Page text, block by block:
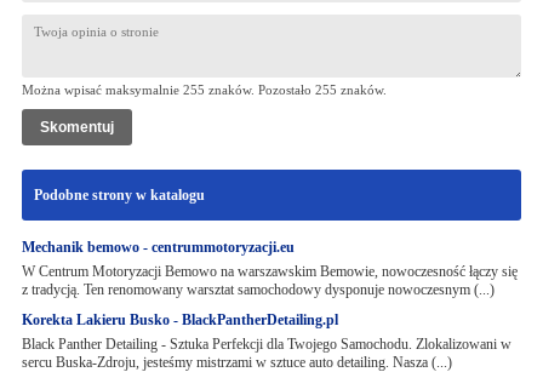
Można wpisać maksymalnie 255 znaków. Pozostało 255 znaków.
Podobne strony w katalogu
Mechanik bemowo - centrummotoryzacji.eu
W Centrum Motoryzacji Bemowo na warszawskim Bemowie, nowoczesność łączy się
z tradycją. Ten renomowany warsztat samochodowy dysponuje nowoczesnym (...)
Korekta Lakieru Busko - BlackPantherDetailing.pl
Black Panther Detailing - Sztuka Perfekcji dla Twojego Samochodu. Zlokalizowani w
sercu Buska-Zdroju, jesteśmy mistrzami w sztuce auto detailing. Nasza (...)